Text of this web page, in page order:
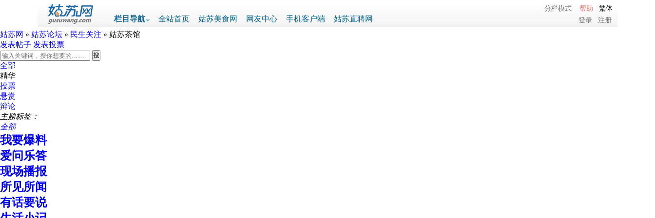
栏目导航 全站首页 姑苏美食网 网友中心 手机客户端 姑苏直聘网
分栏模式 帮助
繁体
登录
注册
姑苏网 » 姑苏论坛 » 民生关注 » 姑苏茶馆
发表帖子 发表投票
全部
精华
投票
悬赏
辩论
主题标签：
全部
我要爆料
爱问乐答
现场播报
所见所闻
有话要说